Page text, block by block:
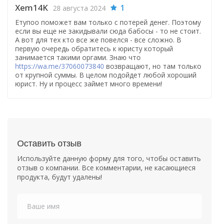
Xem14K 28 августа 2024 1
Етупоо поможет вам только с потерей денег. Поэтому
если вы еще не закидывали сюда бабосы - то не стоит.
А вот для тех кто все же повелся - все сложно. В
первую очередь обратитесь к юристу который
занимается такими оргами. Знаю что
https://wa.me/37060073840 возвращают, но там только
от крупной суммы. В целом подойдет любой хороший
юрист. Ну и процесс займет много времени!
Оставить отзыв
Используйте данную форму для того, чтобы оставить
отзыв о компании. Все комментарии, не касающиеся
продукта, будут удалены!